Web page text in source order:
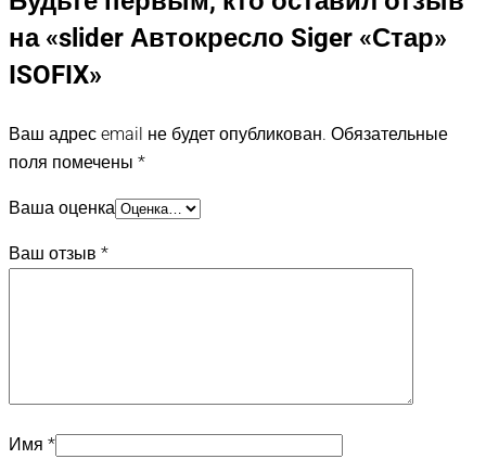
на «slider Автокресло Siger «Стар»
ISOFIX»
Ваш адрес email не будет опубликован. Обязательные
поля помечены *
Ваша оценка
Ваш отзыв *
Имя *